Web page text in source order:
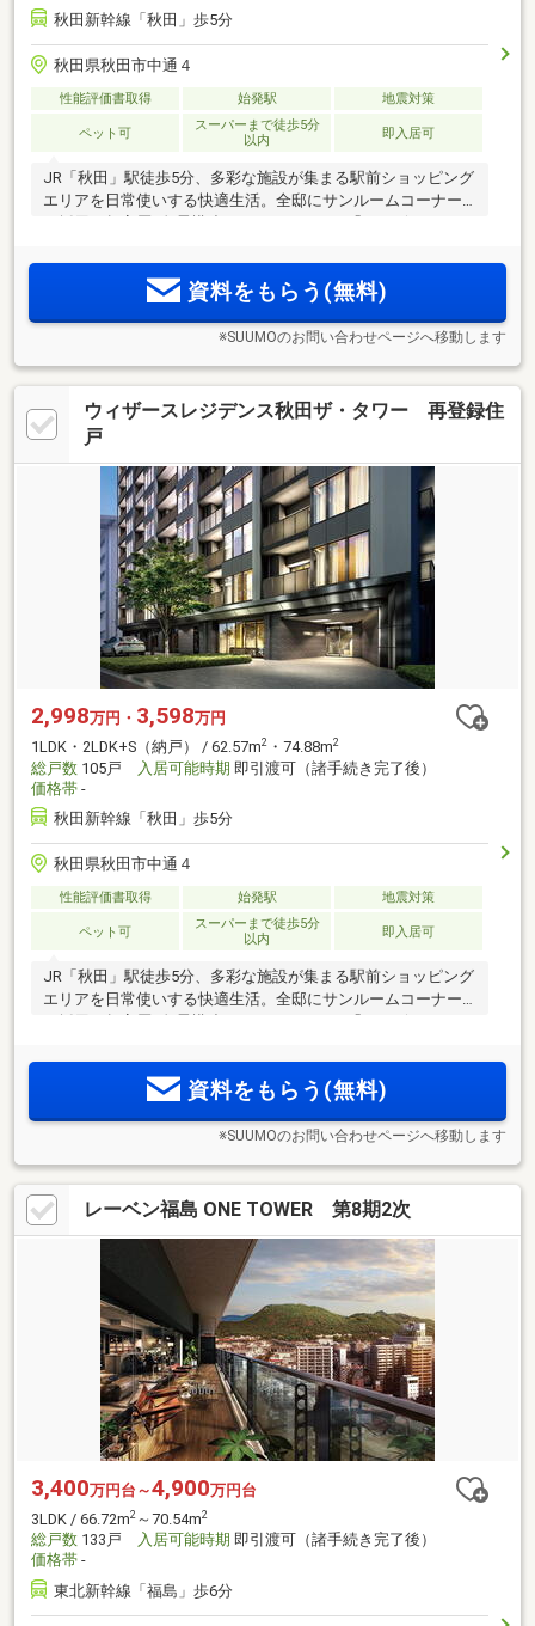
秋田新幹線「秋田」歩5分
秋田県秋田市中通４
性能評価書取得 始発駅 地震対策
ペット可
スーパーまで徒歩5分
以内
即入居可
JR「秋田」駅徒歩5分、多彩な施設が集まる駅前ショッピング
エリアを日常使いする快適生活。全邸にサンルームコーナー
資料をもらう(無料)
※SUUMOのお問い合わせページへ移動します
ウィザースレジデンス秋田ザ・タワー 再登録住
戸
2,998万円・ 3,598万円
1LDK・2LDK+S（納戸） / 62.57m2 ・74.88m2
総戸数 105戸 入居可能時期 即引渡可（諸手続き完了後）
価格帯 -
秋田新幹線「秋田」歩5分
秋田県秋田市中通４
性能評価書取得 始発駅 地震対策
ペット可
スーパーまで徒歩5分
以内
即入居可
JR「秋田」駅徒歩5分、多彩な施設が集まる駅前ショッピング
エリアを日常使いする快適生活。全邸にサンルームコーナー
資料をもらう(無料)
※SUUMOのお問い合わせページへ移動します
レーベン福島 ONE TOWER 第8期2次
3,400万円台～4,900万円台
3LDK / 66.72m2 ～70.54m2
総戸数 133戸 入居可能時期 即引渡可（諸手続き完了後）
価格帯 -
東北新幹線「福島」歩6分